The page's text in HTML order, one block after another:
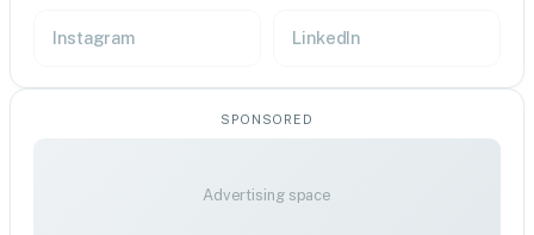
Instagram LinkedIn
SPONSORED
Advertising space